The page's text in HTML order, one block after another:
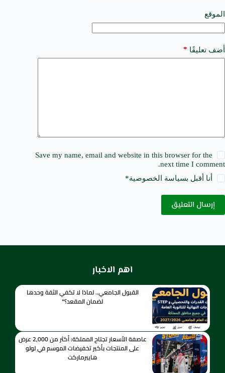
الموقع
أضف تعليقًا *
Save my name, email and website in this browser for the
next time I comment.
أنا أقبل بسياسة الخصوصية*
إرسال التعليق
e
:
اهم الاخبار
القبول الجامعي.. لماذا لا تكفي الثقة وحدها
لضمان المقعد؟*
عاصفة الأسعار تجتاح المملكة: أكثر من 2,000 عرض
على المنتجات بأكبر تخفيضات الموسم في لولو
هايبرماركت